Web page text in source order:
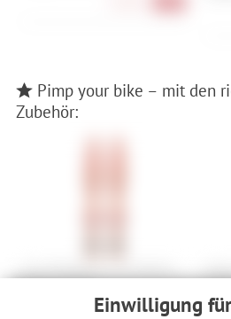
Einwilligung
Pimp your bike – mit den
Zubehör:
34,90 €
-22%